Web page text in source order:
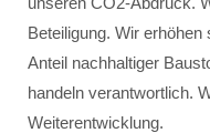
Beteiligung. Wir erhöhen
Anteil nachhaltiger
handeln verantwortlich.
Weiterentwicklung.